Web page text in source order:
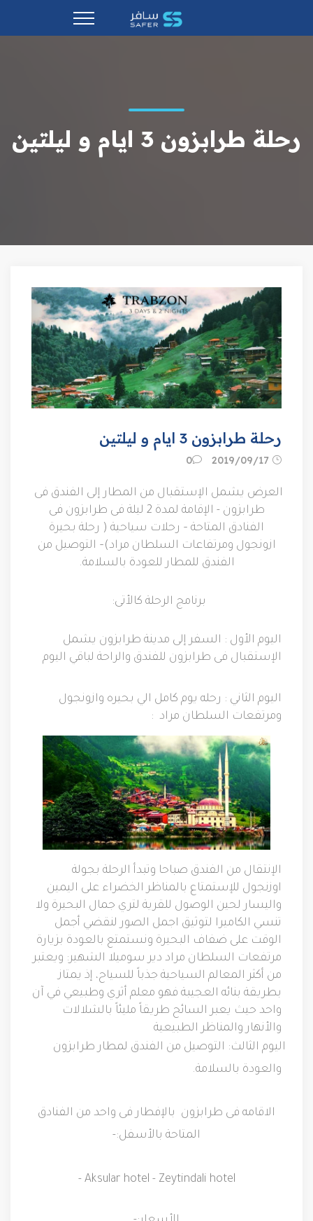
رحلة طرابزون 3 ايام و ليلتين
رحلة طرابزون 3 ايام و ليلتين
0
العرض يشمل الإستقبال من المطار إلى الفندق فى
طرابزون- الإقامة لمدة
ليلة فى طرابزون فى
الفنادق المتاحة – رحلات سياحية ( رحلة بحيرة
ازونجول ومرتفاعات السلطان مراد)– التوصيل من
الفندق للمطار للعودة بالسلامة.
برنامج الرحلة كالأتى:
اليوم الأول : السفر إلى مدينة طرابزون يشمل
الإستقبال فى طرابزون للفندق والراحة لباقي اليوم
اليوم الثاني : رحله يوم كامل الي بحيره وازونجول
ومرتفعات السلطان مراد :
الإنتقال من الفندق صباحا وتبدأ الرحلة بجولة
اوزنجول للإستمتاع بالمناظر الخضراء على اليمين
واليسار لحين الوصول للقرية لتري جمال البحيرة ولا
تنسي الكاميرا لتوثيق اجمل الصور لنقضي أجمل
الوقت على ضفاف البحيرة ونستمتع بالعودة بزيارة
مرتفعات السلطان مراد دير سوميلا الشهير: ويعتبر
من أكثر المعالم السياحية جذباً للسياح، إذ يمتاز
بطريقة بنائه العجيبة فهو معلم أثري وطبيعي في آن
واحد حيث يعبر السائح طريقاً مليئاً بالشلالات
والأنهار والمناظر الطبيعية
اليوم الثالث: التوصيل من الفندق لمطار طرابزون
والعودة بالسلامة.
الاقامه فى طرابزون بالإفطار فى واحد من الفنادق
المتاحة بالأسفل:-
- Aksular hotel - Zeytindali hotel